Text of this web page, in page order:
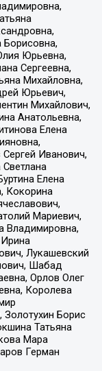
Борисовна,
Юрьевна,
Сергеевна,
Михайловна,
Юрьевич,
Михайлович,
Анатольевна,
Елена
Иванович,
Елена
Кокорина
Мариевич,
Владимировна,
Лукашевский
Шабад
Орлов Олег
Королева
Борис
Татьяна
Мара
Герман